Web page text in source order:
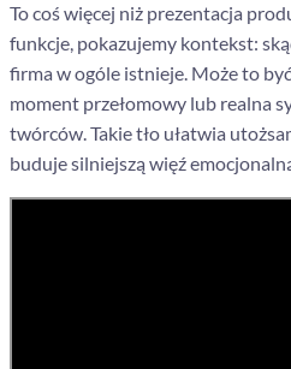
To coś więcej niż prezentacja
funkcje, pokazujemy kontekst:
firma w ogóle istnieje. Może to
moment przełomowy lub realna
twórców. Takie tło ułatwia
buduje silniejszą więź